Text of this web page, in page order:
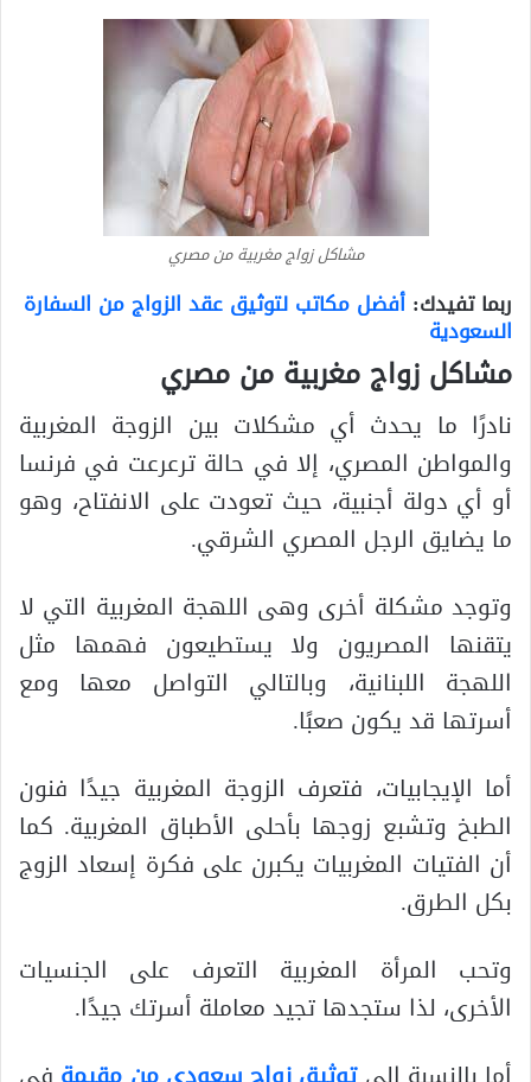
مشاكل زواج مغربية من مصري
ربما تفيدك: أفضل مكاتب لتوثيق عقد الزواج من السفارة
السعودية
مشاكل زواج مغربية من مصري
نادرًا ما يحدث أي مشكلات بين الزوجة المغربية
والمواطن المصري، إلا في حالة ترعرعت في فرنسا
أو أي دولة أجنبية، حيث تعودت على الانفتاح، وهو
ما يضايق الرجل المصري الشرقي.
وتوجد مشكلة أخرى وهى اللهجة المغربية التي لا
يتقنها المصريون ولا يستطيعون فهمها مثل
اللهجة اللبنانية، وبالتالي التواصل معها ومع
أسرتها قد يكون صعبًا.
أما الإيجابيات، فتعرف الزوجة المغربية جيدًا فنون
الطبخ وتشبع زوجها بأحلى الأطباق المغربية. كما
أن الفتيات المغربيات يكبرن على فكرة إسعاد الزوج
بكل الطرق.
وتحب المرأة المغربية التعرف على الجنسيات
الأخرى، لذا ستجدها تجيد معاملة أسرتك جيدًا.